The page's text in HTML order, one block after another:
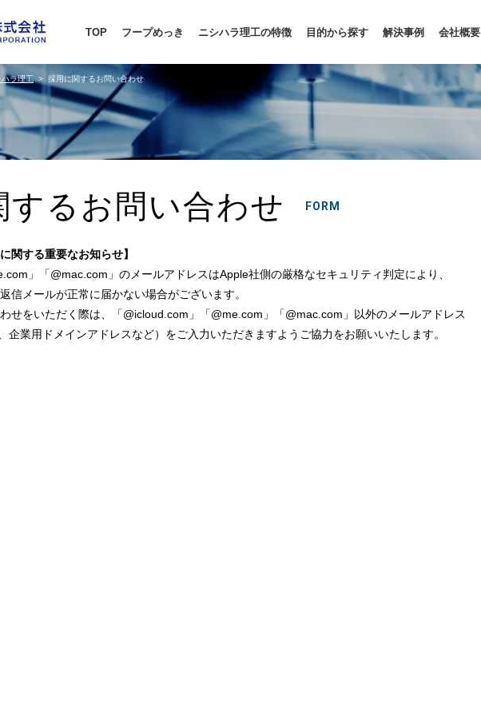
TOP フープめっき ニシハラ理工の特徴 目的から探す 解決事例 会社概要
ラ理工 採用に関するお問い合わせ
するお問い合わせ FORM
関する重要なお知らせ】
」「@mac.com」のメールアドレスはApple社側の厳格なセキュリティ判定により、
信メールが正常に届かない場合がございます。
せをいただく際は、「@icloud.com」「@me.com」「@mac.com」以外のメールアドレス
企業用ドメインアドレスなど）をご入力いただきますようご協力をお願いいたします。